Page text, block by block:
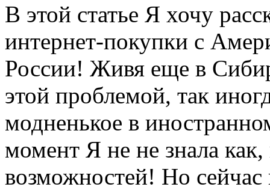
В этой статье Я хочу
интернет-покупки с
России! Живя еще в
этой проблемой, так
модненькое в
момент Я не не знала
возможностей! Но